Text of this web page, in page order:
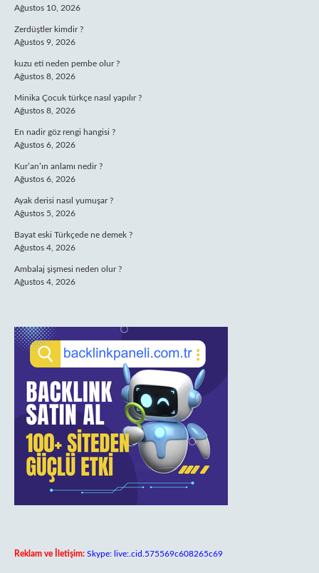
Ağustos 10, 2026
Zerdüştler kimdir ?
Ağustos 9, 2026
kuzu eti neden pembe olur ?
Ağustos 8, 2026
Minika Çocuk türkçe nasıl yapılır ?
Ağustos 8, 2026
En nadir göz rengi hangisi ?
Ağustos 6, 2026
Kur’an’ın anlamı nedir ?
Ağustos 6, 2026
Ayak derisi nasıl yumuşar ?
Ağustos 5, 2026
Bayat eski Türkçede ne demek ?
Ağustos 4, 2026
Ambalaj şişmesi neden olur ?
Ağustos 4, 2026
Reklam ve İletişim: Skype: live:.cid.575569c608265c69